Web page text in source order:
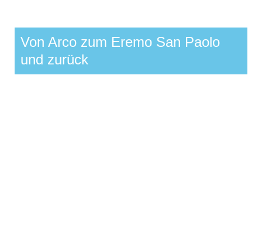
Von Arco zum Eremo San Paolo
und zurück